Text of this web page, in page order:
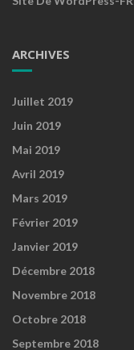
ARCHIVES
Juillet 2019
Juin 2019
Mai 2019
Avril 2019
Mars 2019
Février 2019
Janvier 2019
Décembre 2018
Novembre 2018
Octobre 2018
Septembre 2018